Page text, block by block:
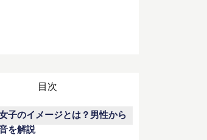
目次
子のイメージとは？男性から
を解説